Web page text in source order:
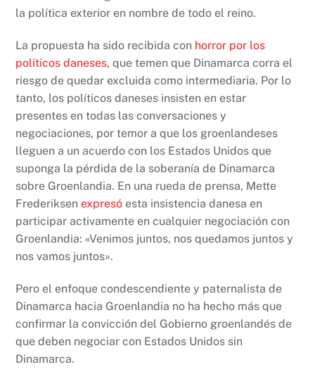
la política exterior en nombre de todo el reino.
La propuesta ha sido recibida con horror por los
políticos daneses, que temen que Dinamarca corra el
riesgo de quedar excluida como intermediaria. Por lo
tanto, los políticos daneses insisten en estar
presentes en todas las conversaciones y
negociaciones, por temor a que los groenlandeses
lleguen a un acuerdo con los Estados Unidos que
suponga la pérdida de la soberanía de Dinamarca
sobre Groenlandia. En una rueda de prensa, Mette
Frederiksen expresó esta insistencia danesa en
participar activamente en cualquier negociación con
Groenlandia: «Venimos juntos, nos quedamos juntos y
nos vamos juntos».
Pero el enfoque condescendiente y paternalista de
Dinamarca hacia Groenlandia no ha hecho más que
confirmar la convicción del Gobierno groenlandés de
que deben negociar con Estados Unidos sin
Dinamarca.